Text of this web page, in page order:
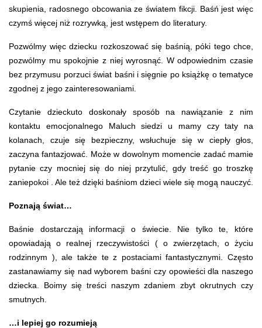
skupienia, radosnego obcowania ze światem fikcji. Baśń jest więc
czymś więcej niż rozrywką, jest wstępem do literatury.
Pozwólmy więc dziecku rozkoszować się baśnią, póki tego chce,
pozwólmy mu spokojnie z niej wyrosnąć. W odpowiednim czasie
bez przymusu porzuci świat baśni i sięgnie po książkę o tematyce
zgodnej z jego zainteresowaniami.
Czytanie dzieckuto doskonały sposób na nawiązanie z nim
kontaktu emocjonalnego Maluch siedzi u mamy czy taty na
kolanach, czuje się bezpieczny, wsłuchuje się w ciepły głos,
zaczyna fantazjować. Może w dowolnym momencie zadać mamie
pytanie czy mocniej się do niej przytulić, gdy treść go troszkę
zaniepokoi . Ale też dzięki baśniom dzieci wiele się mogą nauczyć.
Poznają świat… 
Baśnie dostarczają informacji o świecie. Nie tylko te, które
opowiadają o realnej rzeczywistości ( o zwierzętach, o życiu
rodzinnym ), ale także te z postaciami fantastycznymi. Często
zastanawiamy się nad wyborem baśni czy opowieści dla naszego
dziecka. Boimy się treści naszym zdaniem zbyt okrutnych czy
smutnych.
…i lepiej go rozumieją